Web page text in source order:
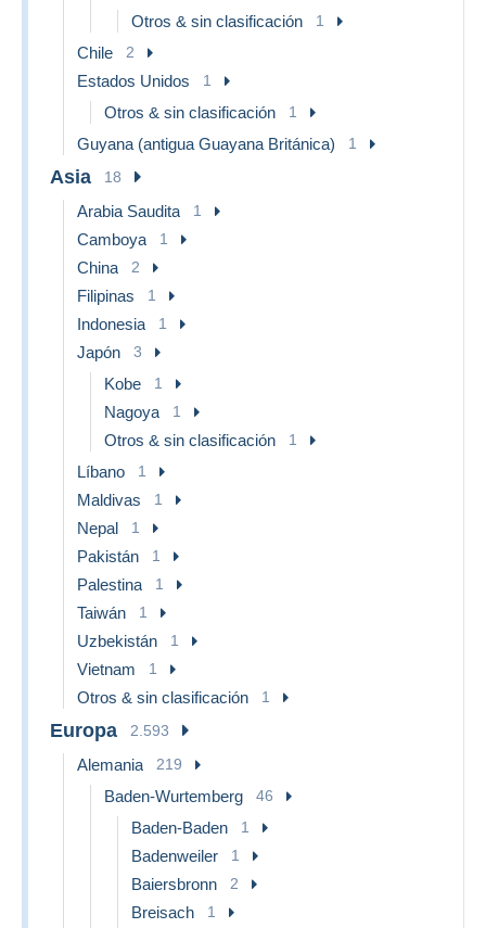
Otros & sin clasificación 1
Chile 2
Estados Unidos 1
Otros & sin clasificación 1
Guyana (antigua Guayana Británica) 1
Asia 18
Arabia Saudita 1
Camboya 1
China 2
Filipinas 1
Indonesia 1
Japón 3
Kobe 1
Nagoya 1
Otros & sin clasificación 1
Líbano 1
Maldivas 1
Nepal 1
Pakistán 1
Palestina 1
Taiwán 1
Uzbekistán 1
Vietnam 1
Otros & sin clasificación 1
Europa 2.593
Alemania 219
Baden-Wurtemberg 46
Baden-Baden 1
Badenweiler 1
Baiersbronn 2
Breisach 1